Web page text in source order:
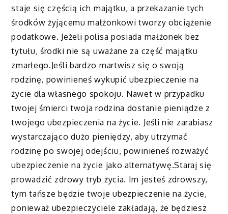
staje się częścią ich majątku, a przekazanie tych
środków żyjącemu małżonkowi tworzy obciążenie
podatkowe. Jeżeli polisa posiada małżonek bez
tytułu, środki nie są uważane za część majątku
zmarłego.Jeśli bardzo martwisz się o swoją
rodzinę, powinieneś wykupić ubezpieczenie na
życie dla własnego spokoju. Nawet w przypadku
twojej śmierci twoja rodzina dostanie pieniądze z
twojego ubezpieczenia na życie. Jeśli nie zarabiasz
wystarczająco dużo pieniędzy, aby utrzymać
rodzinę po swojej odejściu, powinieneś rozważyć
ubezpieczenie na życie jako alternatywę.Staraj się
prowadzić zdrowy tryb życia. Im jesteś zdrowszy,
tym tańsze będzie twoje ubezpieczenie na życie,
ponieważ ubezpieczyciele zakładają, że będziesz